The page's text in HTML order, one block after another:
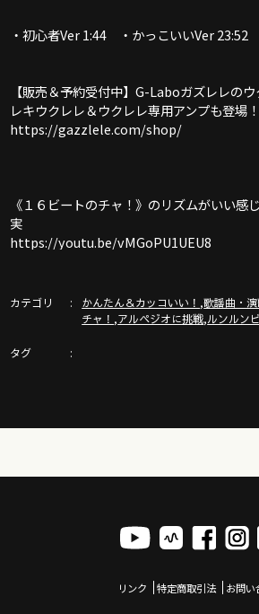
・初心者Ver 1:44 ・かっこいいVer 23:52
【販売＆予約受付中】G-Laboガズレレの
レキウクレレ＆ウクレレ専用アンプも登場！
https://gazzlele.com/shop/
《１６ビートのチャ！》のリズムがいい感
実
https://youtu.be/vMGoPU1UEU8
Fmコード徹底解説ムービー！
https://youtu.be/e3JBdFmJsoI
music.co.jp/product/detail/3123217104/
GAZZの曲「あるく」ミュージックビデオ
https://youtu.be/YhDjNXN1Yc8
カテゴリ かんたん＆カッコいい！ ,歌謡曲・
チャ！ ,アルペジオに挑戦,ルンルン
タグ
リンク 特定商取引法 お問い